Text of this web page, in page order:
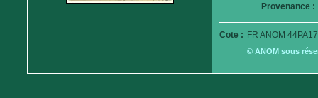
Provenance :
Cote : FR ANOM
© ANOM sous